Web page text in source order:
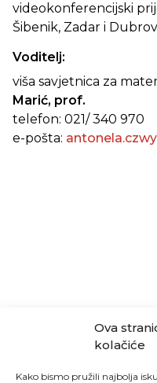
Ova
kolačiće
Kako bismo pružili najbolja
videokonferencijski
Šibenik, Zadar i
Voditelj:
viša savjetnica za
Marić, prof.
telefon: 021/ 340 970
e-pošta: